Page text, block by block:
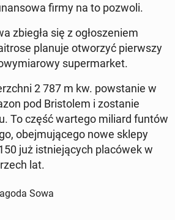
firmy na to pozwoli.
zbiegła się z ogło­sze­niem
planuje otwo­rzyć pierw­szy
su­per­mar­ket.
2 787 m kw. po­wsta­nie w
pod Bri­sto­lem i zo­sta­nie
To część wartego miliard funtów
obej­mu­ją­ce­go nowe sklepy
już ist­nie­ją­cych pla­có­wek w
lat.
Sowa